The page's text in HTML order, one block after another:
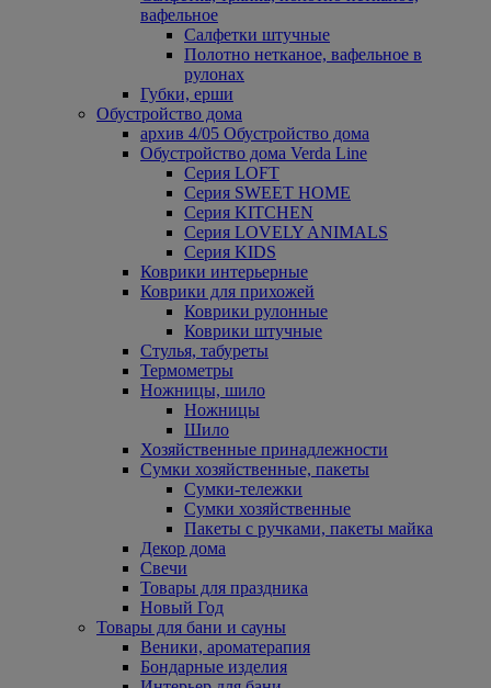
вафельное
Салфетки штучные
Полотно нетканое, вафельное в
рулонах
Губки, ерши
Обустройство дома
архив 4/05 Обустройство дома
Обустройство дома Verda Line
Серия LOFT
Серия SWEET HOME
Серия KITCHEN
Серия LOVELY ANIMALS
Серия KIDS
Коврики интерьерные
Коврики для прихожей
Коврики рулонные
Коврики штучные
Стулья, табуреты
Термометры
Ножницы, шило
Ножницы
Шило
Хозяйственные принадлежности
Сумки хозяйственные, пакеты
Сумки-тележки
Сумки хозяйственные
Пакеты с ручками, пакеты майка
Декор дома
Свечи
Товары для праздника
Новый Год
Товары для бани и сауны
Веники, ароматерапия
Бондарные изделия